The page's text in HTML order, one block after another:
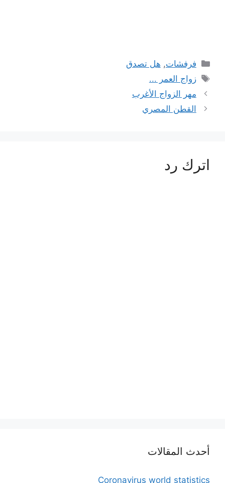
التصنيفات
فرفشات, هل تصدق
الوسوم
زواج العمر ...
مهر الزواج الأغرب
القطن المصري
اترك رد
أحدث المقالات
Coronavirus world statistics